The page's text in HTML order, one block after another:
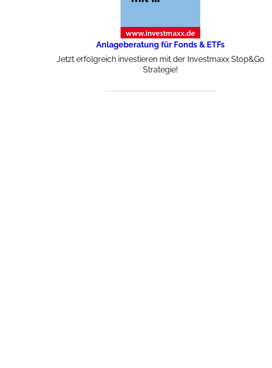
Anlageberatung für Fonds & ETFs
Jetzt erfolgreich investieren mit der Investmaxx Stop&Go
Strategie!